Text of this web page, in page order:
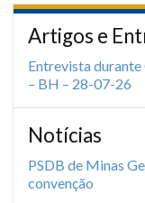
Artigos e
Entrevista durante
– BH – 28-07-26
Notícias
PSDB de Minas
convenção